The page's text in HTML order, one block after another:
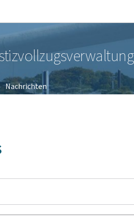
Nachrichten